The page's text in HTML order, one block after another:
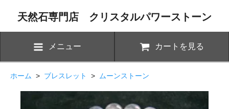
天然石専門店 クリスタルパワーストーン
メニュー カートを見る
ホーム > ブレスレット > ムーンストーン